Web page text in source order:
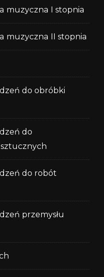
muzyczna I stopnia
muzyczna II stopnia
do obróbki
do
do robót
przemysłu